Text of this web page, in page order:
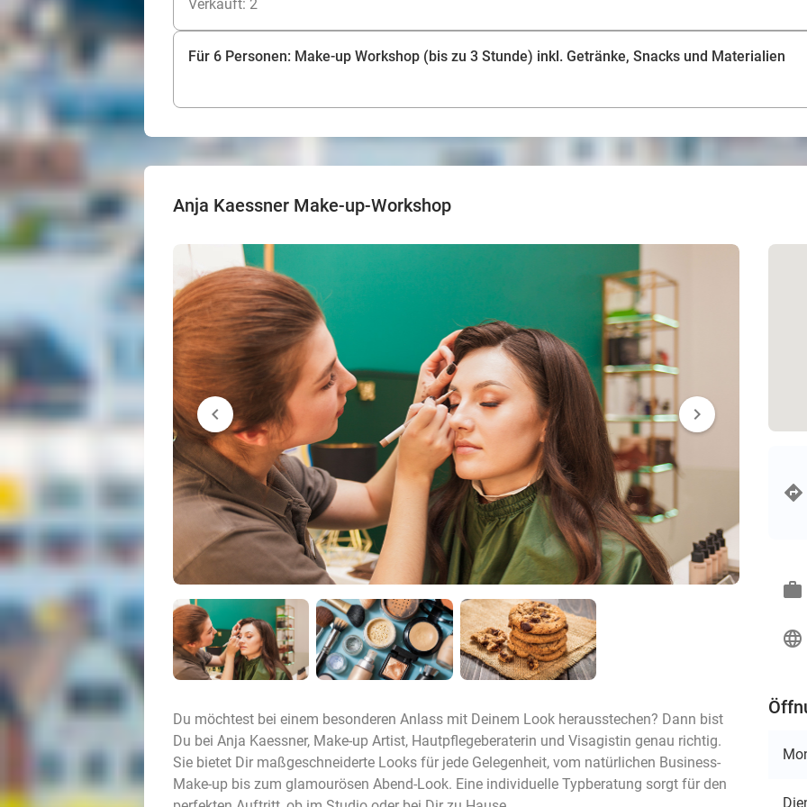
Verkauft: 2
Für 6 Personen: Make-up Workshop (bis zu 3 Stunde) inkl. Getränke, Snacks und Materialien
Anja Kaessner Make-up-Workshop
chevron_left chevron_right
Du möchtest bei einem besonderen Anlass mit Deinem Look herausstechen? Dann bist
Du bei Anja Kaessner, Make-up Artist, Hautpflegeberaterin und Visagistin genau richtig.
Sie bietet Dir maßgeschneiderte Looks für jede Gelegenheit, vom natürlichen Business-
Make-up bis zum glamourösen Abend-Look. Eine individuelle Typberatung sorgt für den
work
language